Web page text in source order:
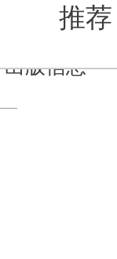
推荐
出版信息